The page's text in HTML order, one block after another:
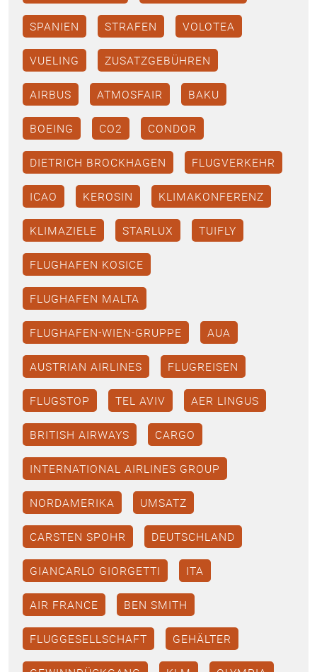
SPANIEN STRAFEN VOLOTEA
VUELING ZUSATZGEBÜHREN
AIRBUS ATMOSFAIR BAKU
BOEING CO2 CONDOR
DIETRICH BROCKHAGEN FLUGVERKEHR
ICAO KEROSIN KLIMAKONFERENZ
KLIMAZIELE STARLUX TUIFLY
FLUGHAFEN KOSICE
FLUGHAFEN MALTA
FLUGHAFEN-WIEN-GRUPPE AUA
AUSTRIAN AIRLINES FLUGREISEN
FLUGSTOP TEL AVIV AER LINGUS
BRITISH AIRWAYS CARGO
INTERNATIONAL AIRLINES GROUP
NORDAMERIKA UMSATZ
CARSTEN SPOHR DEUTSCHLAND
GIANCARLO GIORGETTI ITA
AIR FRANCE BEN SMITH
FLUGGESELLSCHAFT GEHÄLTER